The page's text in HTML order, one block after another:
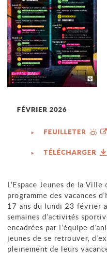
FÉVRIER 2026
FEUILLETER
TÉLÉCHARGER
L’Espace Jeunes de la
programme des vacances
17 ans du lundi 23 février
semaines d’activités
encadrées par l’équipe
jeunes de se retrouver,
pleinement de leurs